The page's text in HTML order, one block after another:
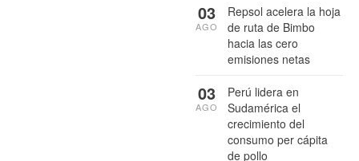
Repsol acelera la hoja
de ruta de Bimbo
hacia las cero
emisiones netas
03
AGO
Perú lidera en
Sudamérica el
crecimiento del
consumo per cápita
de pollo
03
AGO